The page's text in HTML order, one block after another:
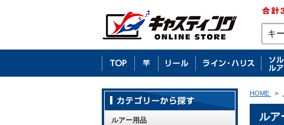
HOME >
ル
ルアー用品